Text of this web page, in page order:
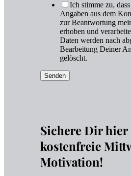
Ich stimme zu,
Angaben aus dem
zur Beantwortung
erhoben und
Daten werden nach
Bearbeitung Deiner
gelöscht.
Senden
Sichere Dir hier
kostenfreie
Motivation!